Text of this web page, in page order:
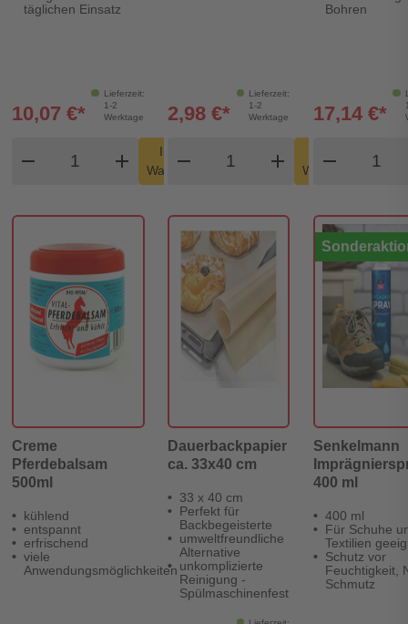
täglichen Einsatz
Lieferzeit:
1-2
Werktage
10,07 €*
remove
Produkt Warenkorb Menge
add
In den
Warenkorb
shopping_cart
Lieferzeit:
1-2
Werktage
2,98 €*
remove add
Warenkorb
shopping_cart
Bohren
17,14 €*
remove
Creme
Pferdebalsam
500ml
kühlend
entspannt
erfrischend
viele
Anwendungsmöglichkeiten
Dauerbackpapier
ca. 33x40 cm
33 x 40 cm
Perfekt für
Backbegeisterte
umweltfreundliche
Alternative
unkomplizierte
Reinigung -
Spülmaschinenfest
Senkelmann
400 ml
400 ml
Für Schuhe
Textilien
Schutz vor
Feuchtigkeit,
Schmutz